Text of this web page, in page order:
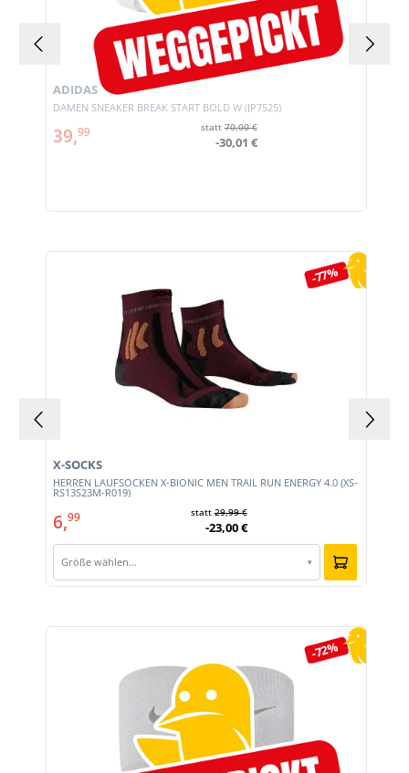
DAMEN SNEAKER BREAK START BOLD W (JP7525)
ADIDAS
39,99 statt70,00 €
-30,01 €
-77%
HERREN LAUFSOCKEN X-BIONIC MEN TRAIL RUN ENERGY 4.0 (XS-
RS13S23M-R019)
X-SOCKS
6,99 statt29,99 €
-23,00 €
Größe wählen… ▾
-72%